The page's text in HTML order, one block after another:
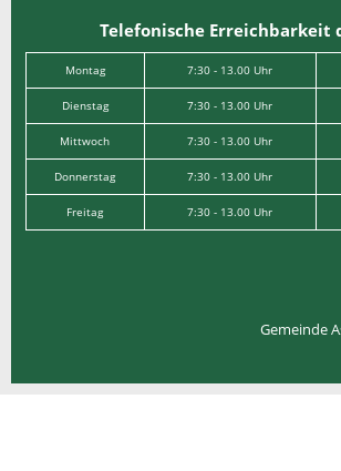
Telefonische Erreichbarkeit
Montag 7:30 - 13.00 Uhr
Dienstag 7:30 - 13.00 Uhr
Mittwoch 7:30 - 13.00 Uhr
Donnerstag 7:30 - 13.00 Uhr
Freitag 7:30 - 13.00 Uhr
Gemeinde